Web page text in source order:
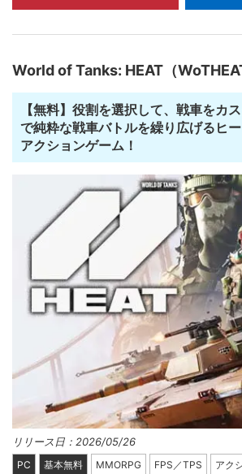
World of Tanks: HEAT（
【無料】役割を選択して、戦車をカ
で純粋な戦車バトルを繰り広げるヒ
アクションゲーム！
リリース日：2026/05/26
PC 基本無料 MMORPG FPS／TPS アク